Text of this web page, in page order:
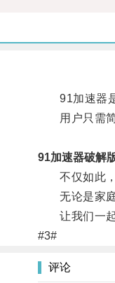
91加速器是
用户只需简
91加速器破解
不仅如此，
无论是家庭
让我们一起
#3#
评论